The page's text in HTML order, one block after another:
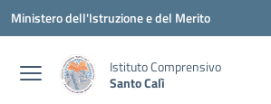
Vai ai contenuti
Vai al menu di navigazione
Vai al footer
Ministero dell'Istruzione e del Merito
Istituto Comprensivo
Santo Calì